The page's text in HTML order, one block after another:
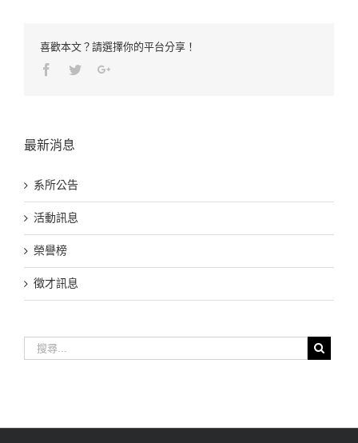
喜歡本文？請選擇你的平台分享！
Facebook
TwitterGoogle+
最新消息
系所公告
活動訊息
榮譽榜
徵才訊息